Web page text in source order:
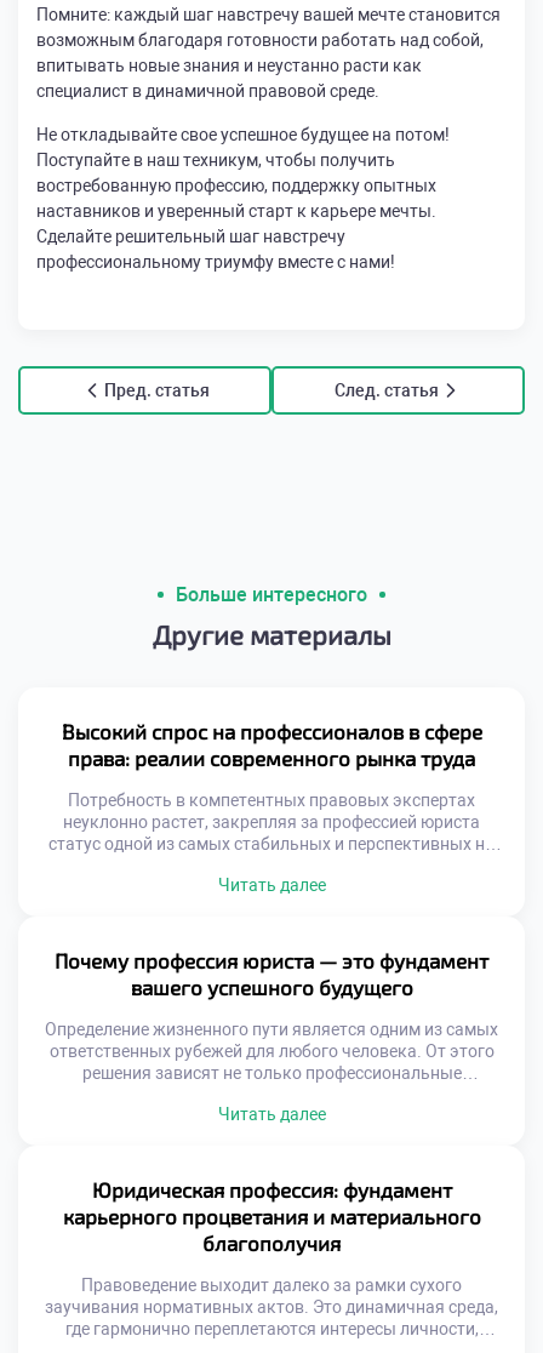
Помните: каждый шаг навстречу вашей мечте становится
возможным благодаря готовности работать над собой,
впитывать новые знания и неустанно расти как
специалист в динамичной правовой среде.
Не откладывайте свое успешное будущее на потом!
Поступайте в наш техникум, чтобы получить
востребованную профессию, поддержку опытных
наставников и уверенный старт к карьере мечты.
Сделайте решительный шаг навстречу
профессиональному триумфу вместе с нами!
Пред. статья След. статья
Больше интересного
Другие материалы
Высокий спрос на профессионалов в сфере
права: реалии современного рынка труда
Потребность в компетентных правовых экспертах
неуклонно растет, закрепляя за профессией юриста
статус одной из самых стабильных и перспективных на
факторы, обуславливающие такой спрос, обозначим
правоведов в ключевых секторах экономики. Почему
юристы незаменимы в эпоху цифровой трансформации?
[…]
Читать далее
Почему профессия юриста — это фундамент
вашего успешного будущего
Определение жизненного пути является одним из самых
ответственных рубежей для любого человека. От этого
решения зависят не только профессиональные
социуме и уровень материального достатка.
общественные процессы и открывая широкие горизонты.
В этом материале мы разберем, почему […]
Читать далее
Юридическая профессия: фундамент
карьерного процветания и материального
благополучия
Правоведение выходит далеко за рамки сухого
заучивания нормативных актов. Это динамичная среда,
где гармонично переплетаются интересы личности,